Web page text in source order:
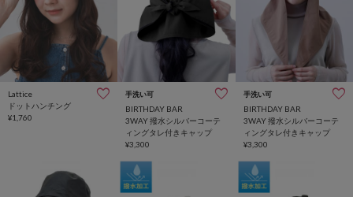
Lattice
ドットハンチング
¥1,760
手洗い可
BIRTHDAY BAR
3WAY 撥水シルバーコーテ
ィングタレ付きキャップ
¥3,300
手洗い可
BIRTHDAY BAR
3WAY 撥水シルバーコーテ
ィングタレ付きキャップ
¥3,300